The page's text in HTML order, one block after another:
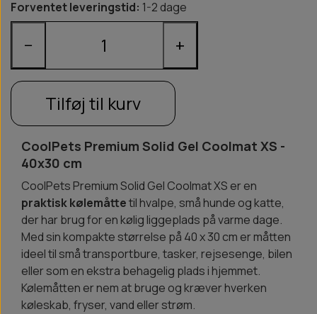
Forventet leveringstid: 1-2 dage
− +
Tilføj til kurv
CoolPets Premium Solid Gel Coolmat XS -
40x30 cm
CoolPets Premium Solid Gel Coolmat XS er en
praktisk kølemåttetil hvalpe, små hunde og katte,
der har brug for en kølig liggeplads på varme dage.
Med sin kompakte størrelse på 40 x 30 cm er måtten
ideel til små transportbure, tasker, rejsesenge, bilen
eller som en ekstra behagelig plads i hjemmet.
Kølemåtten er nem at bruge og kræver hverken
køleskab, fryser, vand eller strøm.